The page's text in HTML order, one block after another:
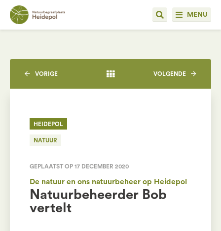
MENU
VORIGE VOLGENDE
HEIDEPOL
NATUUR
GEPLAATST OP 17 DECEMBER 2020
De natuur en ons natuurbeheer op Heidepol
Natuurbeheerder Bob
vertelt